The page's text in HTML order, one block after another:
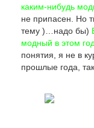
каким-нибудь
не припасен. Но
тему )…надо бы)
модный в этом
понятия, я не в
прошлые года,